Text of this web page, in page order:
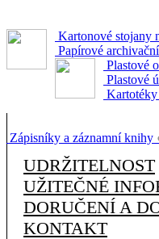
Kartonové stojany
Papírové
Plastové
Plastové
Zápisníky a záznamní knihy
UDRŽITELNOST
UŽITEČNÉ
DORUČENÍ A
KONTAKT